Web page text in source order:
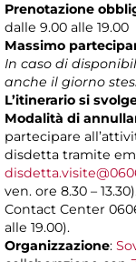
Prenotazione
dalle 9.00 alle 19.00
Massimo
In caso di
anche il giorno
L’itinerario si
Modalità di
partecipare
disdetta tramite
ven. ore 8.30 –
Contact Center
alle 19.00).
Organizzazione: